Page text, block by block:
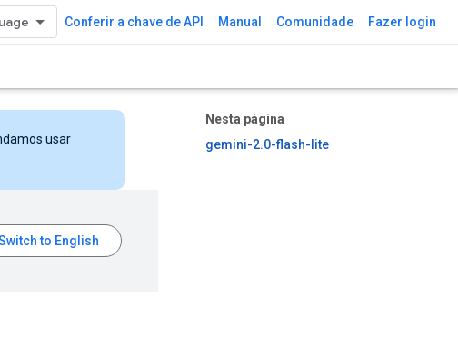
Conferir a chave de API Manual Comunidade Fazer login
Nesta página
gemini-2.0-flash-lite
usar